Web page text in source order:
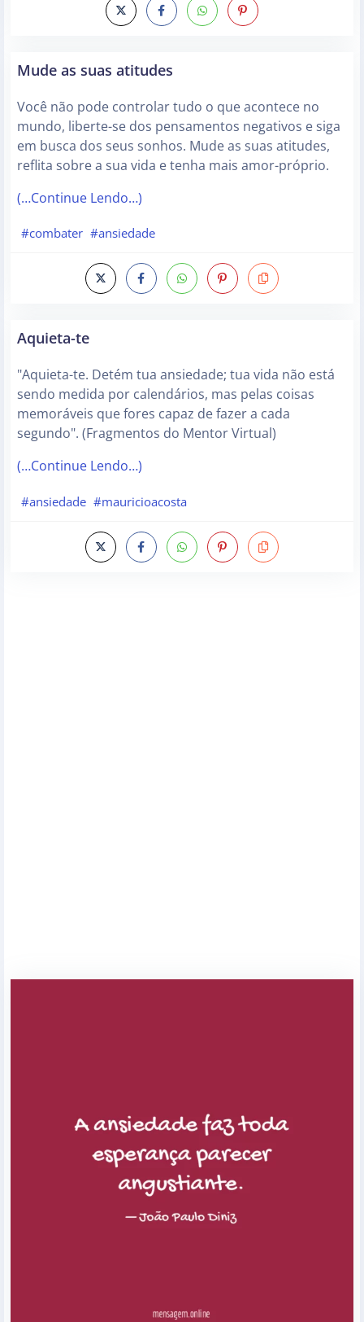
Mude as suas atitudes
Você não pode controlar tudo o que acontece no
mundo, liberte-se dos pensamentos negativos e siga
em busca dos seus sonhos. Mude as suas atitudes,
reflita sobre a sua vida e tenha mais amor-próprio.
(…Continue Lendo…)
#combater #ansiedade
Aquieta-te
"Aquieta-te. Detém tua ansiedade; tua vida não está
sendo medida por calendários, mas pelas coisas
memoráveis que fores capaz de fazer a cada
segundo". (Fragmentos do Mentor Virtual)
(…Continue Lendo…)
#ansiedade #mauricioacosta